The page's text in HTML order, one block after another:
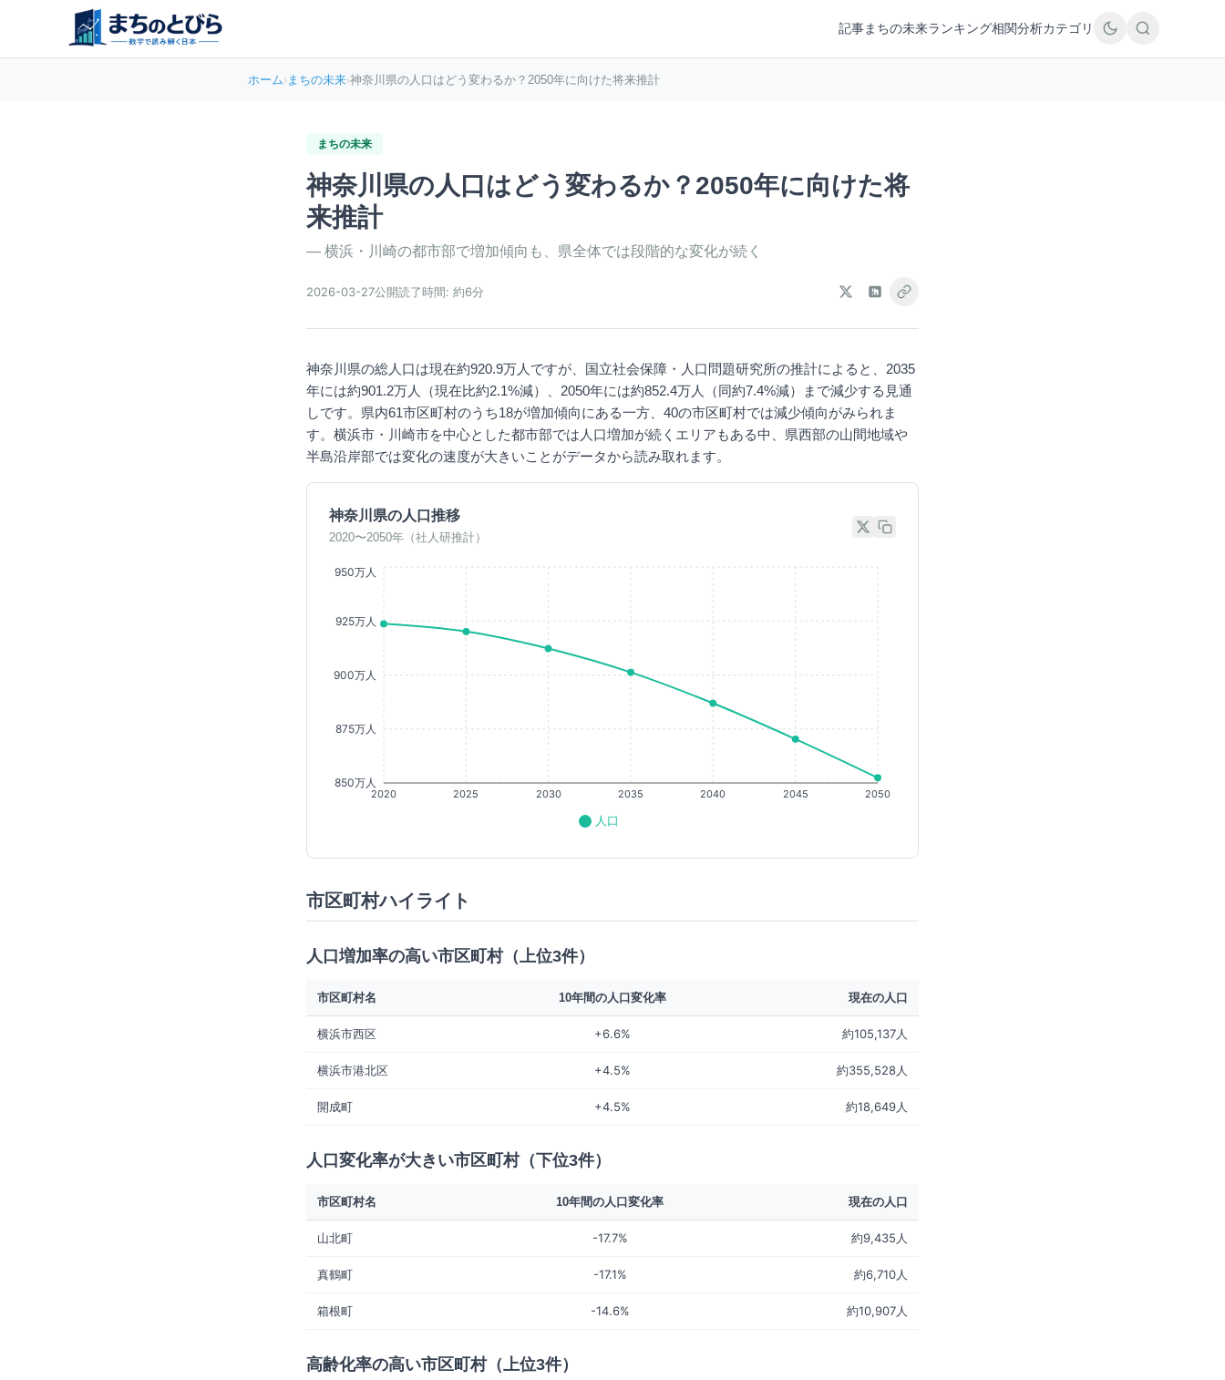
記事まちの未来ランキング相関分析カテゴリ
ホーム›まちの未来›神奈川県の人口はどう変わるか？2050年に向けた将来推計
まちの未来
神奈川県の人口はどう変わるか？2050年に向けた将
来推計
— 横浜・川崎の都市部で増加傾向も、県全体では段階的な変化が続く
2026-03-27公開読了時間: 約6分
神奈川県の総人口は現在約920.9万人ですが、国立社会保障・人口問題研究所の推計によると、2035
年には約901.2万人（現在比約2.1%減）、2050年には約852.4万人（同約7.4%減）まで減少する見通
しです。県内61市区町村のうち18が増加傾向にある一方、40の市区町村では減少傾向がみられま
す。横浜市・川崎市を中心とした都市部では人口増加が続くエリアもある中、県西部の山間地域や
半島沿岸部では変化の速度が大きいことがデータから読み取れます。
神奈川県の人口推移
2020〜2050年（社人研推計）
2020 2025 2030 2035 2040 2045 2050
850万人
875万人
900万人
925万人
950万人
人口
市区町村ハイライト
人口増加率の高い市区町村（上位3件）
市区町村名 10年間の人口変化率 現在の人口
横浜市西区 +6.6% 約105,137人
横浜市港北区 +4.5% 約355,528人
開成町 +4.5% 約18,649人
人口変化率が大きい市区町村（下位3件）
市区町村名 10年間の人口変化率 現在の人口
山北町 -17.7% 約9,435人
真鶴町 -17.1% 約6,710人
箱根町 -14.6% 約10,907人
高齢化率の高い市区町村（上位3件）